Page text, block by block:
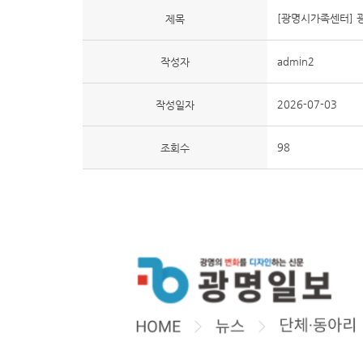
제목 [광명시가족센터]
작성자 admin2
작성일자 2026-07-03
조회수 98